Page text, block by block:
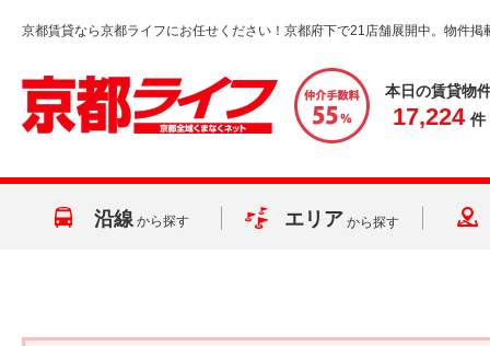
京都賃貸なら京都ライフにお任せください！京都府下で21店舗展開中。物件掲
本日の賃貸物
17,224 件
沿線 から探す エリア から探す